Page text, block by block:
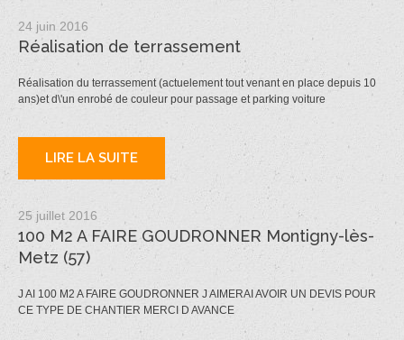
24 juin 2016
Réalisation de terrassement
Réalisation du terrassement (actuelement tout venant en place depuis 10
ans)et d\'un enrobé de couleur pour passage et parking voiture
LIRE LA SUITE
25 juillet 2016
100 M2 A FAIRE GOUDRONNER Montigny-lès-
Metz (57)
J AI 100 M2 A FAIRE GOUDRONNER J AIMERAI AVOIR UN DEVIS POUR
CE TYPE DE CHANTIER MERCI D AVANCE